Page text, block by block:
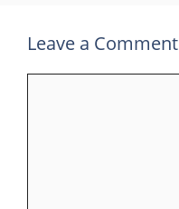
Leave a Comment